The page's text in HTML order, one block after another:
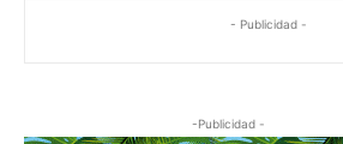
- Publicidad -
-Publicidad -